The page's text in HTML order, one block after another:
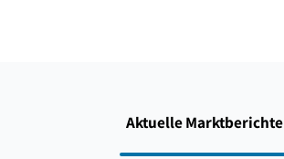
Aktuelle Marktberichte